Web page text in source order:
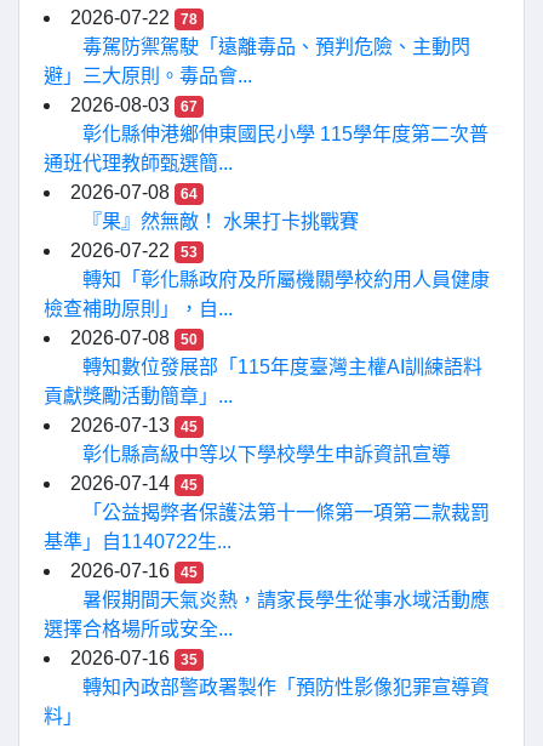
2026-07-22
78
毒駕防禦駕駛「遠離毒品、預判危險、主動閃
避」三大原則。毒品會...
2026-08-03
67
彰化縣伸港鄉伸東國民小學 115學年度第二次普
通班代理教師甄選簡...
2026-07-08
64
『果』然無敵！ 水果打卡挑戰賽
2026-07-22
53
轉知「彰化縣政府及所屬機關學校約用人員健康
檢查補助原則」，自...
2026-07-08
50
轉知數位發展部「115年度臺灣主權AI訓練語料
貢獻獎勵活動簡章」...
2026-07-13
45
彰化縣高級中等以下學校學生申訴資訊宣導
2026-07-14
45
「公益揭弊者保護法第十一條第一項第二款裁罰
基準」自1140722生...
2026-07-16
45
暑假期間天氣炎熱，請家長學生從事水域活動應
選擇合格場所或安全...
2026-07-16
35
轉知內政部警政署製作「預防性影像犯罪宣導資
料」